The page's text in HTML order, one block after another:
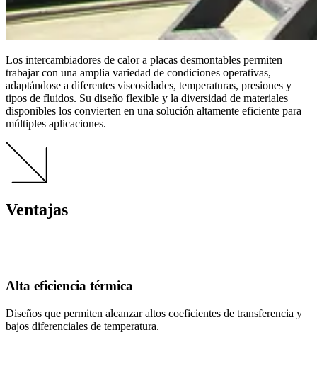
Los intercambiadores de calor a placas desmontables permiten
trabajar con una amplia variedad de condiciones operativas,
adaptándose a diferentes viscosidades, temperaturas, presiones y
tipos de fluidos. Su diseño flexible y la diversidad de materiales
disponibles los convierten en una solución altamente eficiente para
múltiples aplicaciones.
Ventajas
Alta eficiencia térmica
Diseños que permiten alcanzar altos coeficientes de transferencia y
bajos diferenciales de temperatura.